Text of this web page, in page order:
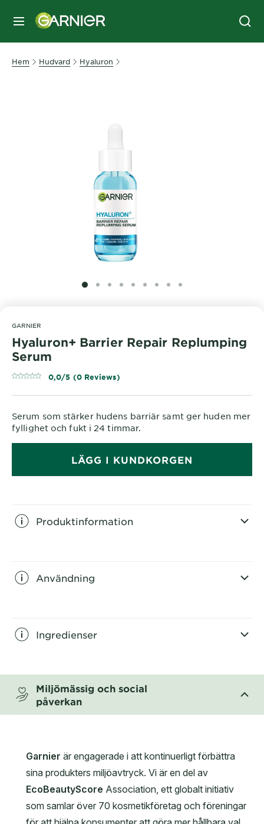
MENY
Hem Hudvard Hyaluron
SLIDE 1
SLIDE 2
SLIDE 3
SLIDE 4
SLIDE 5
SLIDE 6
SLIDE 7
SLIDE 8
SLIDE 9
GARNIER
Hyaluron+ Barrier Repair Replumping
Serum
0,0/5 (0 Reviews)
Serum som stärker hudens barriär samt ger huden mer
fyllighet och fukt i 24 timmar.
LÄGG I KUNDKORGEN
Produktinformation
Användning
Ingredienser
Miljömässig och social
påverkan